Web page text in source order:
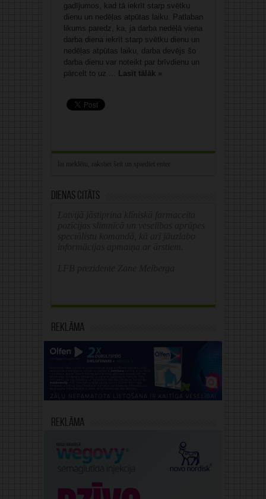
gadījumos, kad tā iekrīt starp svētku
dienu un nedēļas atpūtas laiku. Patlaban
likums paredz, ka, ja darba nedēļā viena
darba diena iekrīt starp svētku dienu un
nedēļas atpūtas laiku, darba devējs šo
darba dienu var noteikt par brīvdienu un
pārcelt to uz ... Lasīt tālāk »
Dienas citāts
Reklāma
Reklāma